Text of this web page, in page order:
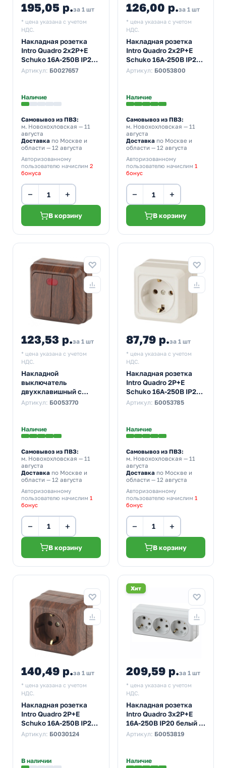
195,05 р.за 1 шт
* цена указана с учетом
НДС.
Накладная розетка
Intro Quadro 2х2P+E
Schuko 16А-250В IP20
сосна 2-204-11
Артикул: Б0027657
Наличие
Самовывоз из ПВЗ:
м. Новохохловская — 11
августа
Доставка по Москве и
области — 12 августа
Авторизованному
пользователю начислим 2
бонуса
− +
В корзину
126,00 р.за 1 шт
* цена указана с учетом
НДС.
Накладная розетка
Intro Quadro 2х2P+E
Schuko 16А-250В IP20
белый 2-204-01
Артикул: Б0053800
Наличие
Самовывоз из ПВЗ:
м. Новохохловская — 11
августа
Доставкапо Москве и
области — 12 августа
Авторизованному
пользователю начислим 1
бонус
− +
В корзину
123,53 р.за 1 шт
* цена указана с учетом
НДС.
Накладной
выключатель
двухклавишный с
подсветкой Intro
Артикул: Б0053770
Наличие
Самовывоз из ПВЗ:
м. Новохохловская — 11
августа
Доставка по Москве и
области — 12 августа
Авторизованному
пользователю начислим 1
бонус
− +
В корзину
87,79 р.за 1 шт
* цена указана с учетом
НДС.
Накладная розетка
Intro Quadro 2P+E
Schuko 16А-250В IP20
слоновая кость 2-202-
Артикул: Б0053785
Наличие
Самовывоз из ПВЗ:
м. Новохохловская — 11
августа
Доставкапо Москве и
области — 12 августа
Авторизованному
пользователю начислим 1
бонус
− +
В корзину
140,49 р.за 1 шт
* цена указана с учетом
НДС.
Накладная розетка
Intro Quadro 2P+E
Schuko 16А-250В IP20
венге 2-202-10
Артикул: Б0030124
В наличии
Хит
209,59 р.за 1 шт
* цена указана с учетом
НДС.
Накладная розетка
Intro Quadro 3х2P+E
16А-250В IP20 белый 2-
206-01
Артикул: Б0053819
Наличие